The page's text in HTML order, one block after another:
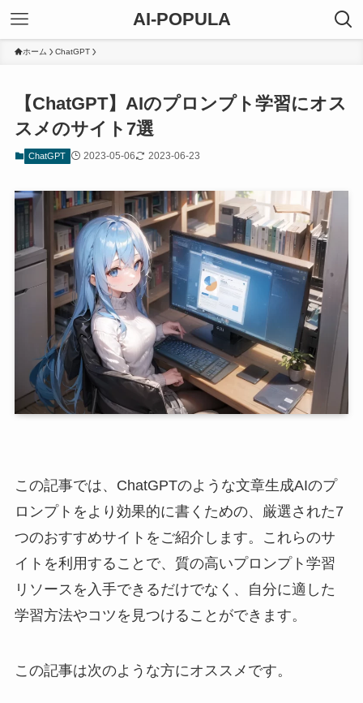
AI-POPULA
ホーム ChatGPT
【ChatGPT】AIのプロンプト学習にオス
スメのサイト7選
ChatGPT 2023-05-06 2023-06-23
この記事では、ChatGPTのような文章生成AIのプ
ロンプトをより効果的に書くための、厳選された7
つのおすすめサイトをご紹介します。これらのサ
イトを利用することで、質の高いプロンプト学習
リソースを入手できるだけでなく、自分に適した
学習方法やコツを見つけることができます。
この記事は次のような方にオススメです。